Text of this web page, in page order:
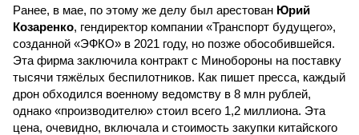
Ранее, в мае, по этому же делу был арестован Юрий
Козаренко, гендиректор компании «Транспорт будущего»,
созданной «ЭФКО» в 2021 году, но позже обособившейся.
Эта фирма заключила контракт с Минобороны на поставку
тысячи тяжёлых беспилотников. Как пишет пресса, каждый
дрон обходился военному ведомству в 8 млн рублей,
однако «производителю» стоил всего 1,2 миллиона. Эта
цена, очевидно, включала и стоимость закупки китайского